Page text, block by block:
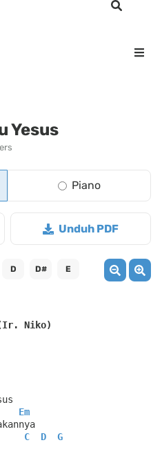
Yesus
Piano
Unduh PDF
D D# E
(Ir. Niko)
Em
C D
G